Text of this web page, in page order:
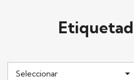
Seleccionar 